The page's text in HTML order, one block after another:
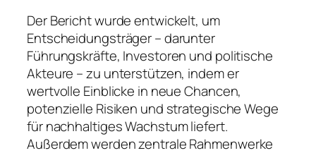
Der Bericht wurde entwickelt, um
Entscheidungsträger – darunter
Führungskräfte, Investoren und politische
Akteure – zu unterstützen, indem er
wertvolle Einblicke in neue Chancen,
potenzielle Risiken und strategische Wege
für nachhaltiges Wachstum liefert.
Außerdem werden zentrale Rahmenwerke